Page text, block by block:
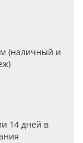
(наличный и
14 дней в